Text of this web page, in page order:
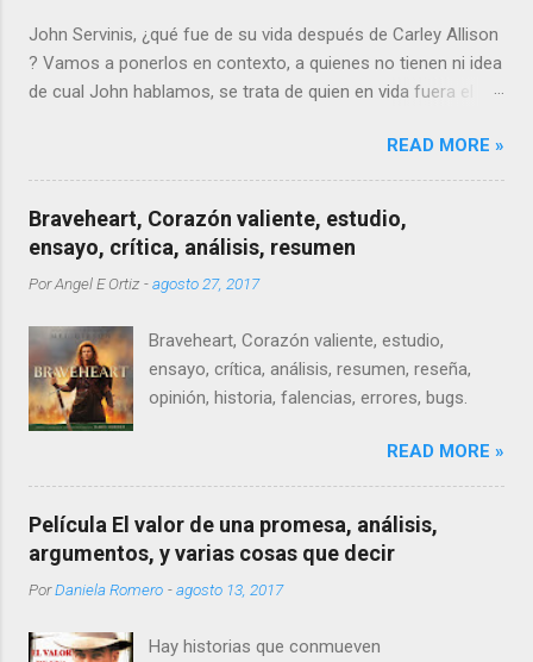
John Servinis, ¿qué fue de su vida después de Carley Allison
? Vamos a ponerlos en contexto, a quienes no tienen ni idea
de cual John hablamos, se trata de quien en vida fuera el
READ MORE »
Braveheart, Corazón valiente, estudio,
ensayo, crítica, análisis, resumen
PorAngel E Ortiz -agosto 27, 2017
Braveheart, Corazón valiente, estudio,
ensayo, crítica, análisis, resumen, reseña,
opinión, historia, falencias, errores, bugs.
READ MORE »
Película El valor de una promesa, análisis,
argumentos, y varias cosas que decir
PorDaniela Romero -agosto 13, 2017
Hay historias que conmueven